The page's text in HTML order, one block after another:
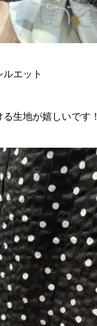
エット
生地が嬉しいです！